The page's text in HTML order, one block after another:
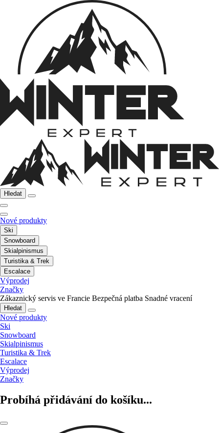
Hledat
Nové produkty
Ski
Snowboard
Skialpinismus
Turistika & Trek
Escalace
Výprodej
Značky
Zákaznický servis ve Francie Bezpečná platba Snadné vracení
Hledat
Nové produkty
Ski
Snowboard
Skialpinismus
Turistika & Trek
Escalace
Výprodej
Značky
Probíhá přidávání do košíku...